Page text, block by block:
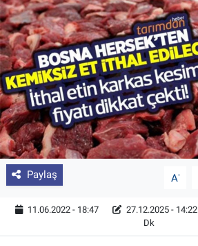
Paylaş A-
11.06.2022 - 18:47 27.12.2025 - 14:22
Dk
Yetiştirici Soruyor
Dünyada Tarım
Üretici Birlikleri
Şeker ve Şekerli Mamüller
Tahıllar ve Baklagiller
Tohum